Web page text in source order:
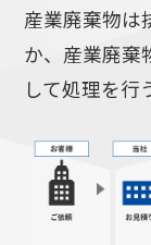
産業廃棄物は
か、産業廃棄
して処理を行